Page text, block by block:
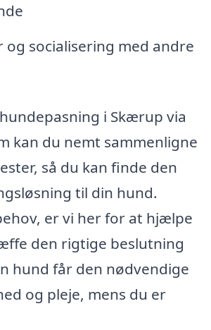
og socialisering med andre
i Skærup via
kan du nemt sammenligne
så du kan finde den
til din hund.
er vi her for at hjælpe
den rigtige beslutning
hund får den nødvendige
og pleje, mens du er